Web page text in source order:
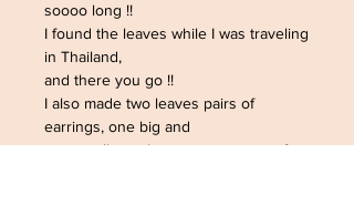
soooo long !!
I found the leaves while I was traveling
in Thailand,
and there you go !!
I also made two leaves pairs of
earrings, one big and
one small, so please message me if